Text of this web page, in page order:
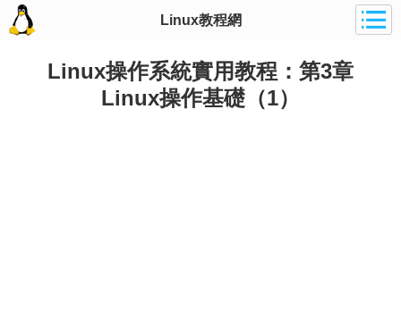
Linux教程網
Linux操作系統實用教程：第3章
Linux操作基礎（1）